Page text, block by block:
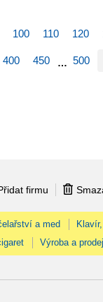
100 110 120
400 450 … 500
firmu
a med
Výroba a